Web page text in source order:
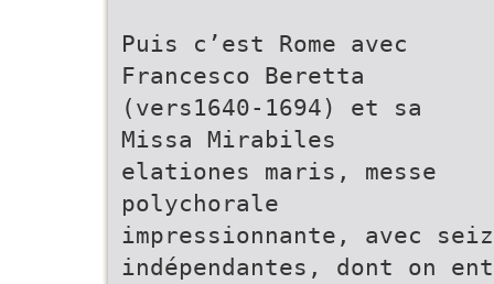
Puis c’est Rome avec
Francesco Beretta
(vers1640-1694) et sa
Missa Mirabiles
elationes maris, messe
polychorale
impressionnante, avec
indépendantes, dont on